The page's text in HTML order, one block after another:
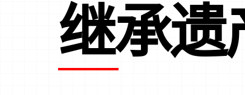
继承遗